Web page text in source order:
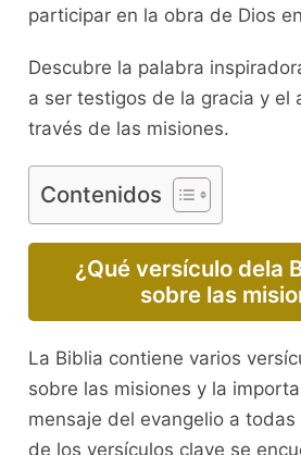
participar en la obra de Dios
Descubre la palabra
a ser testigos de la gracia y el
través de las misiones.
Contenidos
¿Qué versículo dela
sobre las
La Biblia contiene varios
sobre las misiones y la
mensaje del evangelio a
de los versículos clave se